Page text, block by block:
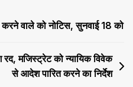
नहीं,
की
वाले को नोटिस, सुनवाई 18 को
मजिस्ट्रेट को न्यायिक विवेक
से आदेश पारित करने का निर्देश